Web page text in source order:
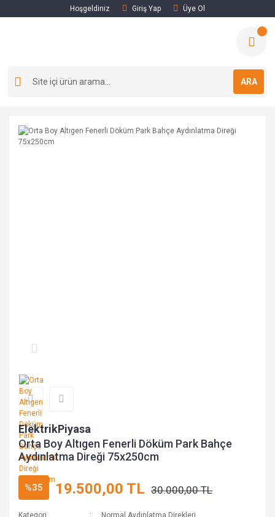
Hoşgeldiniz Giriş Yap Üye Ol
ARA
ElektrikPiyasa
Orta Boy Altıgen Fenerli Döküm Park Bahçe
Aydınlatma Direği 75x250cm
%35 19.500,00 TL 30.000,00 TL
Kategori
Normal Aydınlatma Direkleri